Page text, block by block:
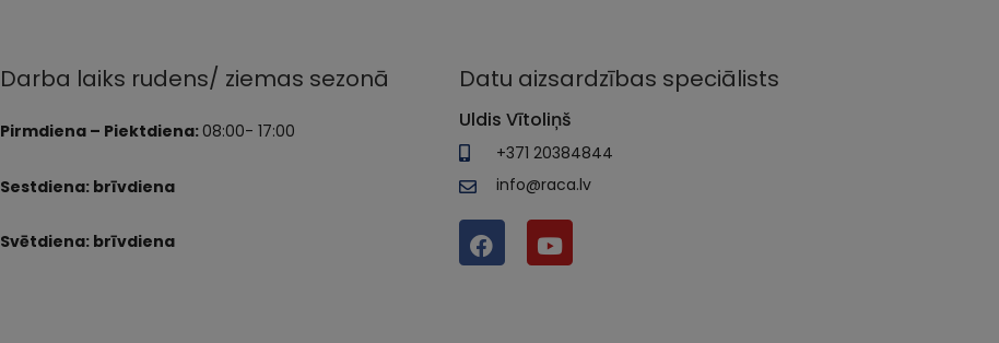
Darba laiks rudens/ ziemas sezonā
Pirmdiena – Piektdiena:08:00- 17:00
Sestdiena: brīvdiena
Svētdiena: brīvdiena
Datu aizsardzības speciālists
Uldis Vītoliņš
+371 20384844
info@raca.lv